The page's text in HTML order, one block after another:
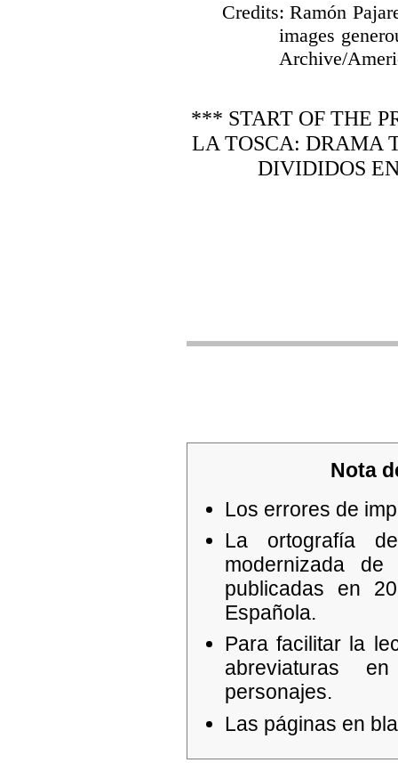
Credits: Ramón
images
Archive/
*** START OF THE
LA TOSCA: DRAMA
DIVIDIDOS
Nota
Los errores de
La ortografía
modernizada
publicadas en
Española.
Para facilitar la
abreviaturas
personajes.
Las páginas en